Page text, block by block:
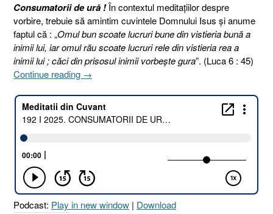
Consumatorii de ură !În contextul meditațiilor despre
vorbire, trebuie să amintim cuvintele Domnului Isus și anume
faptul că : „Omul bun scoate lucruri bune din vistieria bună a
inimii lui, iar omul rău scoate lucruri rele din vistieria rea a
inimii lui ; căci din prisosul inimii vorbeşte gura”. (Luca 6 : 45)
Continue reading „192
2025.
CONSUMATORII
DE
6.45]
10
Iulie
→
Podcast: Play in new window | Download